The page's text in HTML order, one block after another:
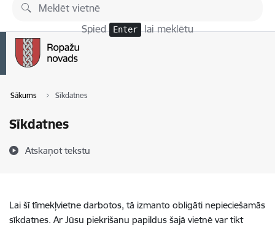
Pāriet uz lapas saturu
Spied Enter lai meklētu
Sākums Sīkdatnes
Sīkdatnes
Atskaņot tekstu
Lai šī tīmekļvietne darbotos, tā izmanto obligāti nepieciešamās
sīkdatnes. Ar Jūsu piekrišanu papildus šajā vietnē var tikt